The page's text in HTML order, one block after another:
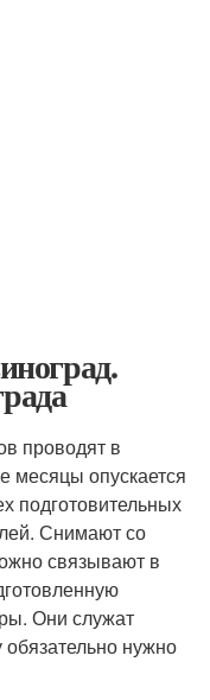
проводят в
месяцы опускается
подготовительных
Снимают со
связывают в
Они служат
нужно